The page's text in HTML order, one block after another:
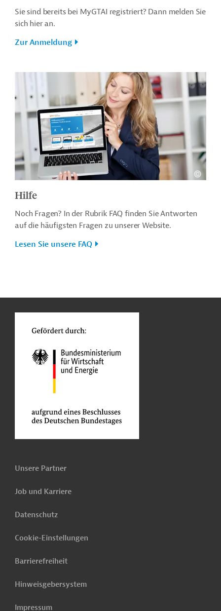
Sie sind bereits bei MyGTAI registriert? Dann melden Sie
sich hier an.
Zur Anmeldung
Hilfe
Noch Fragen? In der Rubrik FAQ finden Sie Antworten
auf die häufigsten Fragen zu unserer Website.
Lesen Sie unsere FAQ
Unsere Partner
Job und Karriere
Datenschutz
Cookie-Einstellungen
Barrierefreiheit
Hinweisgebersystem
Impressum